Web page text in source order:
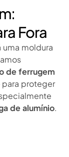
Fora
moldura
de ferrugem
proteger
de alumínio.